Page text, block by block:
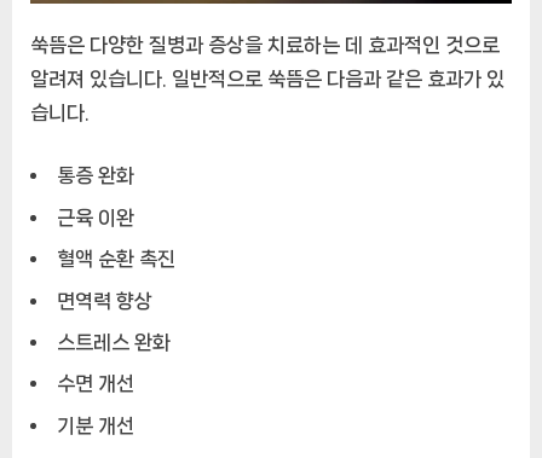
쑥뜸은 다양한 질병과 증상을 치료하는 데 효과적인 것으로
알려져 있습니다. 일반적으로 쑥뜸은 다음과 같은 효과가 있
습니다.
통증 완화
근육 이완
혈액 순환 촉진
면역력 향상
스트레스 완화
수면 개선
기분 개선